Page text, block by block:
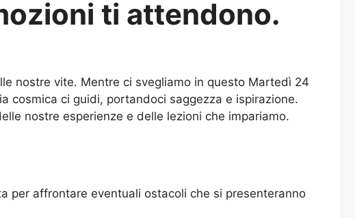
ti attendono.
nostre vite. Mentre ci svegliamo in questo Martedì 24
cosmica ci guidi, portandoci saggezza e ispirazione.
nostre esperienze e delle lezioni che impariamo.
per affrontare eventuali ostacoli che si presenteranno